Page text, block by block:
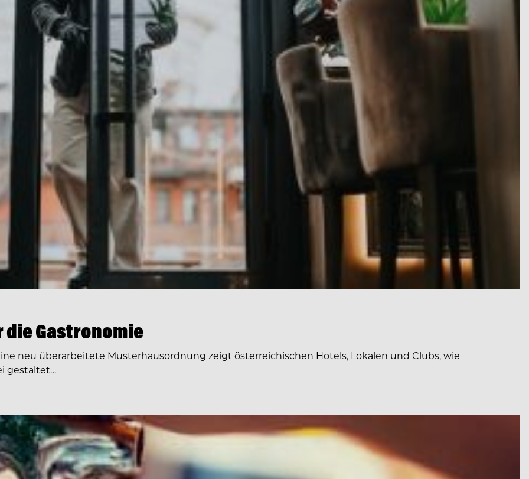
die Gastronomie
neu überarbeitete Musterhausordnung zeigt österreichischen Hotels, Lokalen und Clubs, wie
gestaltet…